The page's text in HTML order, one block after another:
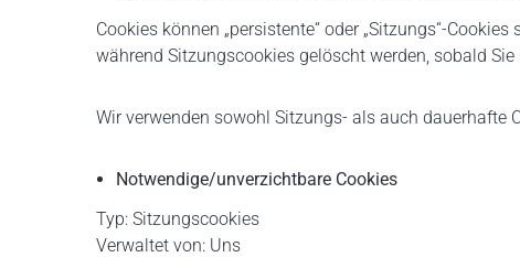
Cookies können „persistente“ oder „Sitzungs“-
während Sitzungscookies gelöscht werden, sobald
Wir verwenden sowohl Sitzungs- als auch dauerhafte
Notwendige/unverzichtbare Cookies
Typ: Sitzungscookies
Verwaltet von: Uns